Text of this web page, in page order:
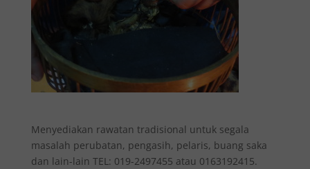
Menyediakan rawatan tradisional untuk segala
masalah perubatan, pengasih, pelaris, buang saka
dan lain-lain TEL: 019-2497455 atau 0163192415.